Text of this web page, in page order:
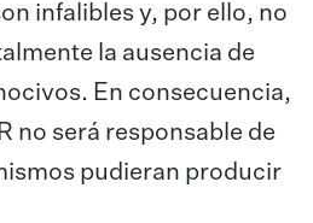
infalibles y, por ello, no
la ausencia de
En consecuencia,
no será responsable de
pudieran producir